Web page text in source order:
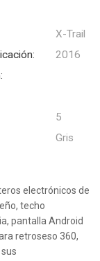
X-Trail
2016
5
Gris
electrónicos de
techo
pantalla Android
retroseso 360,